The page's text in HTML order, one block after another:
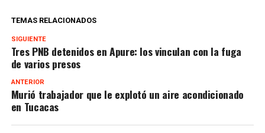
TEMAS RELACIONADOS
SIGUIENTE
Tres PNB detenidos en Apure: los vinculan con la fuga
de varios presos
ANTERIOR
Murió trabajador que le explotó un aire acondicionado
en Tucacas